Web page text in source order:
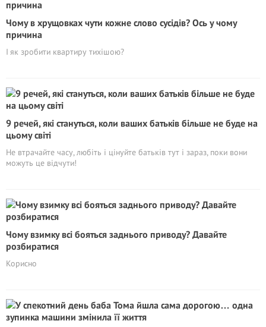
Чому в хрущовках чути кожне слово сусідів? Ось у чому
причина
І як зробити квартиру тихішою?
9 речей, які стануться, коли ваших батьків більше не буде на
цьому світі
Не втрачайте часу, любіть і цінуйте батьків тут і зараз, поки вони
можуть це відчути!
Чому взимку всі бояться заднього приводу? Давайте
розбиратися
Корисно